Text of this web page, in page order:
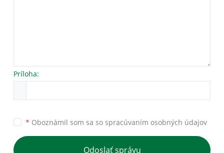
Príloha:
* Oboznámil som sa so spracúvaním osobných údajov
Odoslať správu